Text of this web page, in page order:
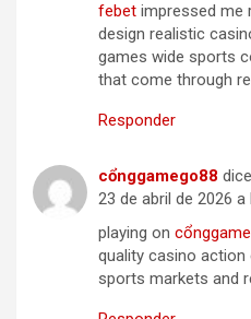
f​e​b​e​t impressed me
design realistic
games wide sports
that come through
Responder
c​ổng​g​a​m​e​go​8​8
23 de abril de 2026 a
playing on
quality casino action
sports markets and